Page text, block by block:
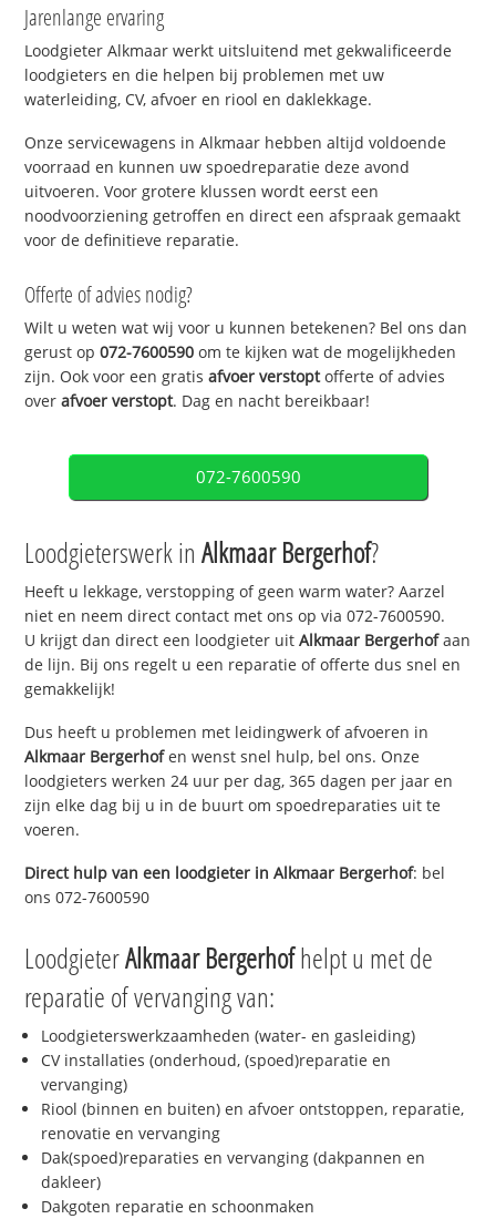
Jarenlange ervaring
Loodgieter Alkmaar werkt uitsluitend met gekwalificeerde
loodgieters en die helpen bij problemen met uw
waterleiding, CV, afvoer en riool en daklekkage.
Onze servicewagens in Alkmaar hebben altijd voldoende
voorraad en kunnen uw spoedreparatie deze avond
uitvoeren. Voor grotere klussen wordt eerst een
noodvoorziening getroffen en direct een afspraak gemaakt
voor de definitieve reparatie.
Offerte of advies nodig?
Wilt u weten wat wij voor u kunnen betekenen? Bel ons dan
gerust op072-7600590 om te kijken wat de mogelijkheden
zijn. Ook voor een gratisafvoer verstoptofferte of advies
overafvoer verstopt. Dag en nacht bereikbaar!
072-7600590
Loodgieterswerk inAlkmaar Bergerhof?
Heeft u lekkage, verstopping of geen warm water? Aarzel
niet en neem direct contact met ons op via 072-7600590.
U krijgt dan direct een loodgieter uitAlkmaar Bergerhofaan
de lijn. Bij ons regelt u een reparatie of offerte dus snel en
gemakkelijk!
Dus heeft u problemen met leidingwerk of afvoeren in
Alkmaar Bergerhofen wenst snel hulp, bel ons. Onze
loodgieters werken 24 uur per dag, 365 dagen per jaar en
zijn elke dag bij u in de buurt om spoedreparaties uit te
voeren.
Direct hulp van een loodgieter inAlkmaar Bergerhof: bel
ons 072-7600590
LoodgieterAlkmaar Bergerhofhelpt u met de
reparatie of vervanging van:
Loodgieterswerkzaamheden (water- en gasleiding)
CV installaties (onderhoud, (spoed)reparatie en
vervanging)
Riool (binnen en buiten) en afvoer ontstoppen, reparatie,
renovatie en vervanging
Dak(spoed)reparaties en vervanging (dakpannen en
dakleer)
Dakgoten reparatie en schoonmaken